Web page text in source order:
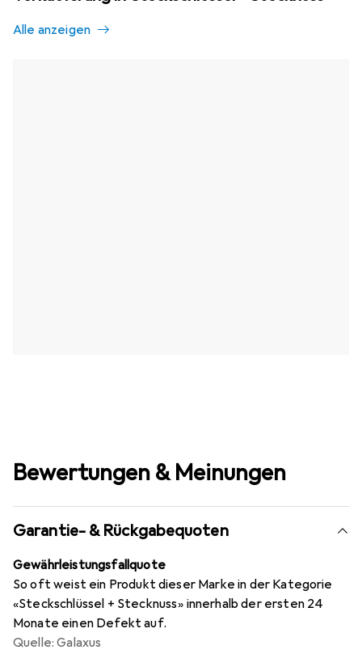
Alle anzeigen
Bewertungen & Meinungen
Garantie- & Rückgabequoten
Gewährleistungsfallquote
So oft weist ein Produkt dieser Marke in der Kategorie
«Steckschlüssel + Stecknuss» innerhalb der ersten 24
Monate einen Defekt auf.
Quelle: Galaxus